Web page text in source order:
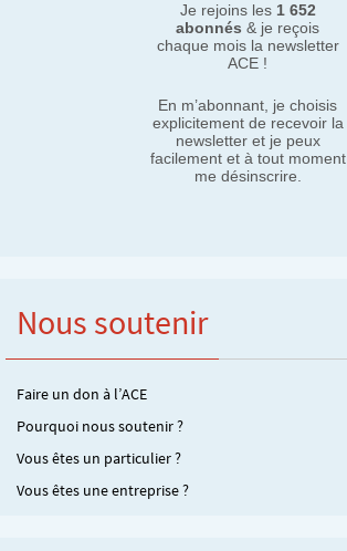
Je rejoins les 1 652
abonnés & je reçois
chaque mois la newsletter
ACE !
En m’abonnant, je choisis
explicitement de recevoir la
newsletter et je peux
facilement et à tout moment
me désinscrire.
Nous soutenir
Faire un don à l’ACE
Pourquoi nous soutenir ?
Vous êtes un particulier ?
Vous êtes une entreprise ?